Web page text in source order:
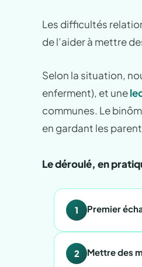
Les difficultés
de l’aider à mettre
Selon la situation,
enferment), et une
communes. Le
en gardant les
Le déroulé, en
1 Premier
2 Mettre des